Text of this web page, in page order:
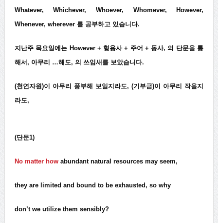
Whatever, Whichever, Whoever, Whomever, However,
Whenever, wherever 를 공부하고 있습니다.
지난주 목요일에는 However + 형용사 + 주어 + 동사, 의 단문을 통
해서, 아무리 …해도, 의 쓰임새를 보았습니다.
(천연자원)이 아무리 풍부해 보일지라도, (기부금)이 아무리 작을지
라도,
(단문1)
No matter howabundant natural resources may seem,
they are limited and bound to be exhausted, so why
don’t we utilize them sensibly?